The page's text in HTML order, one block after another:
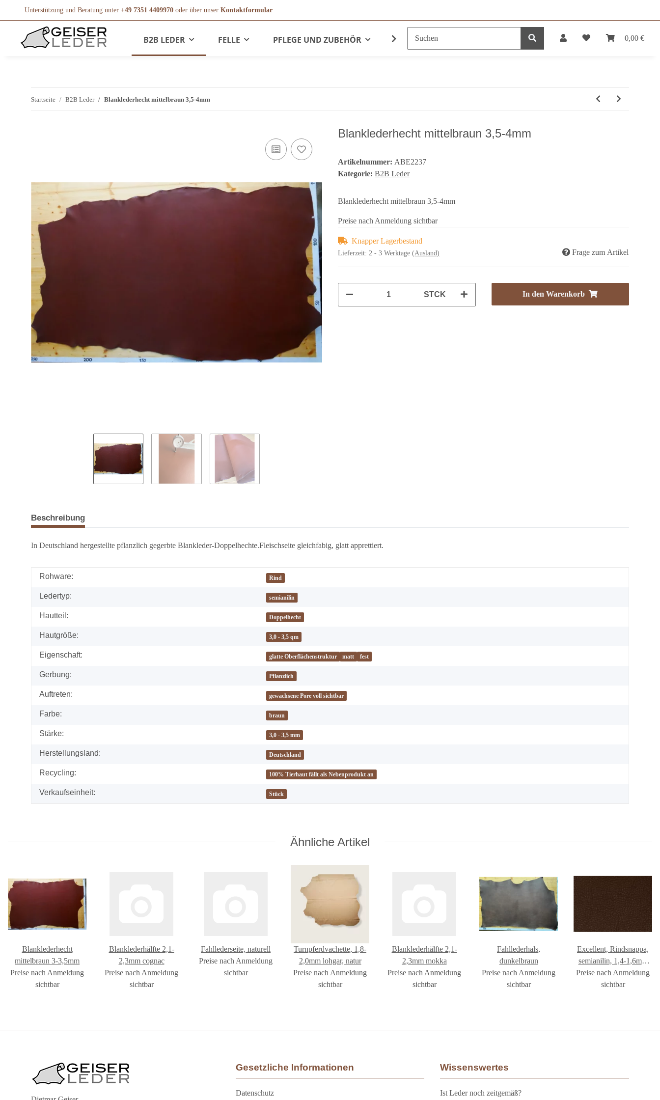
Unterstützung und Beratung unter +49 7351 4409970 oder über unser Kontaktformular
0,00 €
B2B LEDER FELLE PFLEGE UND ZUBEHÖR LEDERPRODUKTE
Startseite B2B Leder Blanklederhecht mittelbraun 3,5-4mm
Blanklederhecht mittelbraun 3,5-4mm
Artikelnummer: ABE2237
Kategorie: B2B Leder
Blanklederhecht mittelbraun 3,5-4mm
Preise nach Anmeldung sichtbar
Knapper Lagerbestand
Lieferzeit: 2 - 3 Werktage (Ausland) Frage zum Artikel
STCK In den Warenkorb
Beschreibung
In Deutschland hergestellte pflanzlich gegerbte Blankleder-Doppelhechte.Fleischseite gleichfabig, glatt apprettiert.
Rohware: Rind
Ledertyp: semianilin
Hautteil: Doppelhecht
Hautgröße: 3,0 - 3,5 qm
Eigenschaft: glatte Oberflächenstruktur matt fest
Gerbung: Pflanzlich
Auftreten: gewachsene Pore voll sichtbar
Farbe: braun
Stärke: 3,0 - 3,5 mm
Herstellungsland: Deutschland
Recycling: 100% Tierhaut fällt als Nebenprodukt an
Verkaufseinheit: Stück
Ähnliche Artikel
Blanklederhecht
mittelbraun 3-3,5mm
Preise nach Anmeldung
sichtbar
Blanklederhälfte 2,1-
2,3mm cognac
Preise nach Anmeldung
sichtbar
Fahllederseite, naturell
Preise nach Anmeldung
sichtbar
Turnpferdvachette, 1,8-
2,0mm lohgar, natur
Preise nach Anmeldung
sichtbar
Blanklederhälfte 2,1-
2,3mm mokka
Preise nach Anmeldung
sichtbar
Fahllederhals,
dunkelbraun
Preise nach Anmeldung
sichtbar
Excellent, Rindsnappa,
semianilin, 1,4-1,6mm
rehbraun GREEN
GEISER
Preise nach Anmeldung
sichtbar
Gesetzliche Informationen
Datenschutz
Wissenswertes
Ist Leder noch zeitgemäß?